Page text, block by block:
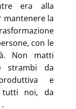
era alla
mantenere la
con le
Non matti
strambi da
e
tutti noi, da